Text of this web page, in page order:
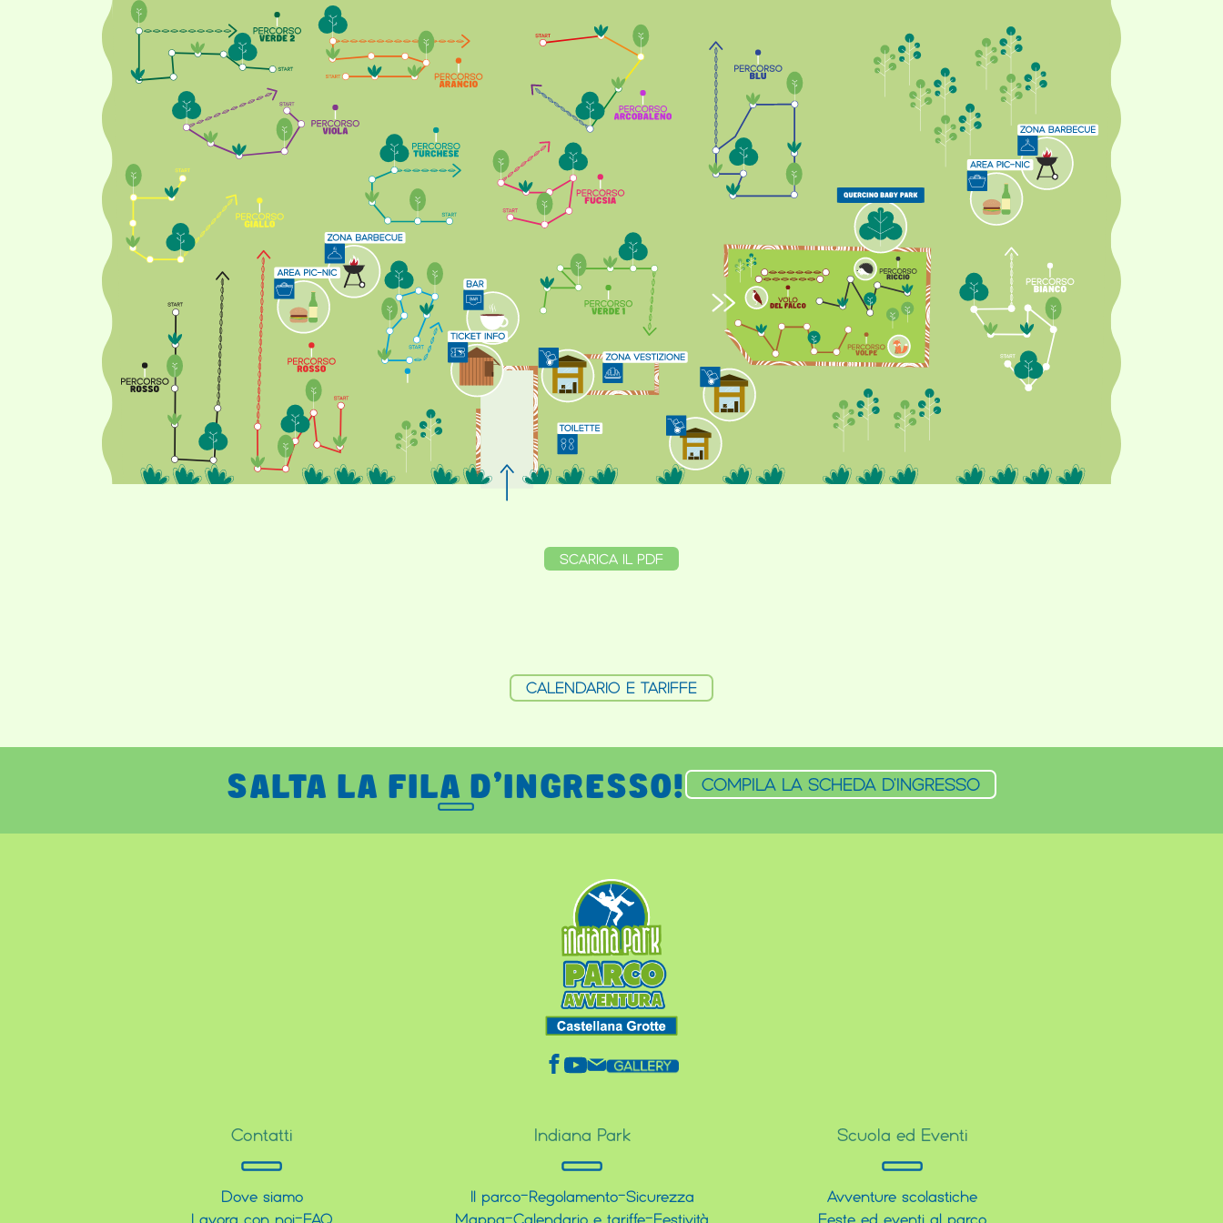
SCARICA IL PDF
CALENDARIO E TARIFFE
SALTA LA FILA D'INGRESSO! COMPILA LA SCHEDA D'INGRESSO
Contatti
Dove siamo
Lavora con noi-FAQ
Indiana Park
Il parco-Regolamento-Sicurezza
Mappa-Calendario e tariffe-Festività
Scuola ed Eventi
Avventure scolastiche
Feste ed eventi al parco